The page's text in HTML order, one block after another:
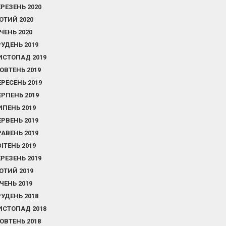
2020
2020
2020
2019
2019
2019
2019
2019
2019
2019
2019
2019
2019
2019
2019
2018
2018
2018